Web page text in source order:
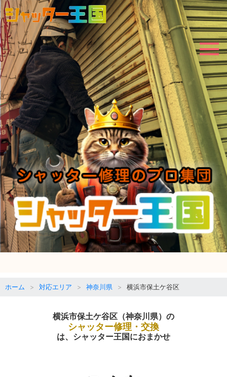
ホーム 対応エリア 神奈川県 横浜市保土ケ谷区
横浜市保土ケ谷区（神奈川県）の
シャッター修理・交換
は、シャッター王国におまかせ